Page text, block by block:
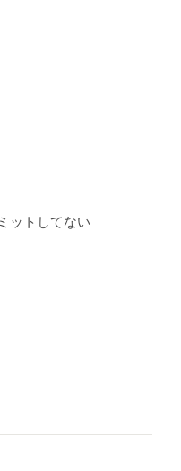
ットしてない